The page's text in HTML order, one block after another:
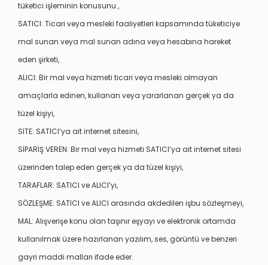
tüketici işleminin konusunu ,
SATICI: Ticari veya mesleki faaliyetleri kapsamında tüketiciye
mal sunan veya mal sunan adına veya hesabına hareket
eden şirketi,
ALICI: Bir mal veya hizmeti ticari veya mesleki olmayan
amaçlarla edinen, kullanan veya yararlanan gerçek ya da
tüzel kişiyi,
SİTE: SATICI’ya ait internet sitesini,
SİPARİŞ VEREN: Bir mal veya hizmeti SATICI’ya ait internet sitesi
üzerinden talep eden gerçek ya da tüzel kişiyi,
TARAFLAR: SATICI ve ALICI’yı,
SÖZLEŞME: SATICI ve ALICI arasında akdedilen işbu sözleşmeyi,
MAL: Alışverişe konu olan taşınır eşyayı ve elektronik ortamda
kullanılmak üzere hazırlanan yazılım, ses, görüntü ve benzeri
gayri maddi malları ifade eder.